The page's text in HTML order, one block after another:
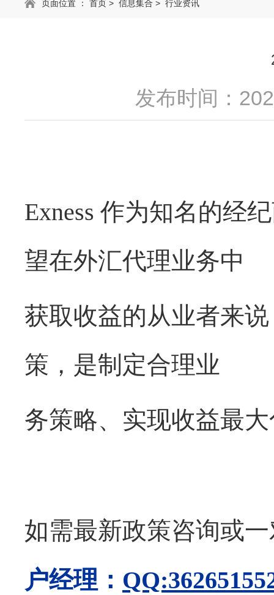
页面位置 ： 首页 > 信息集合 > 行业资讯
发布时间：
Exness 作为知名的经
望在外汇代理业务中
获取收益的从业者来说
策，是制定合理业
务策略、实现收益最
如需最新政策咨询或
户经理：